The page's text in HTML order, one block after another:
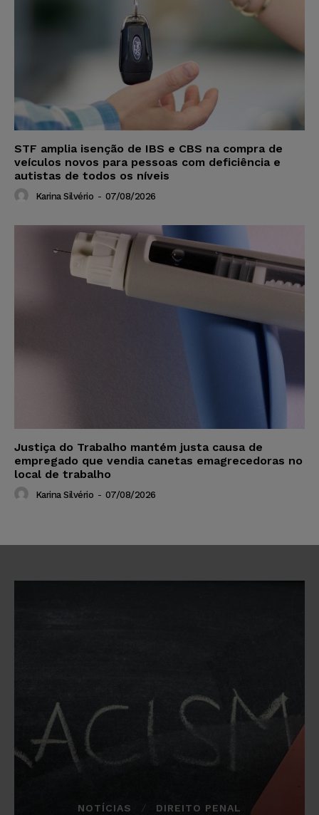
STF amplia isenção de IBS e CBS na compra de
veículos novos para pessoas com deficiência e
autistas de todos os níveis
Karina Silvério - 07/08/2026
Justiça do Trabalho mantém justa causa de
empregado que vendia canetas emagrecedoras no
local de trabalho
Karina Silvério - 07/08/2026